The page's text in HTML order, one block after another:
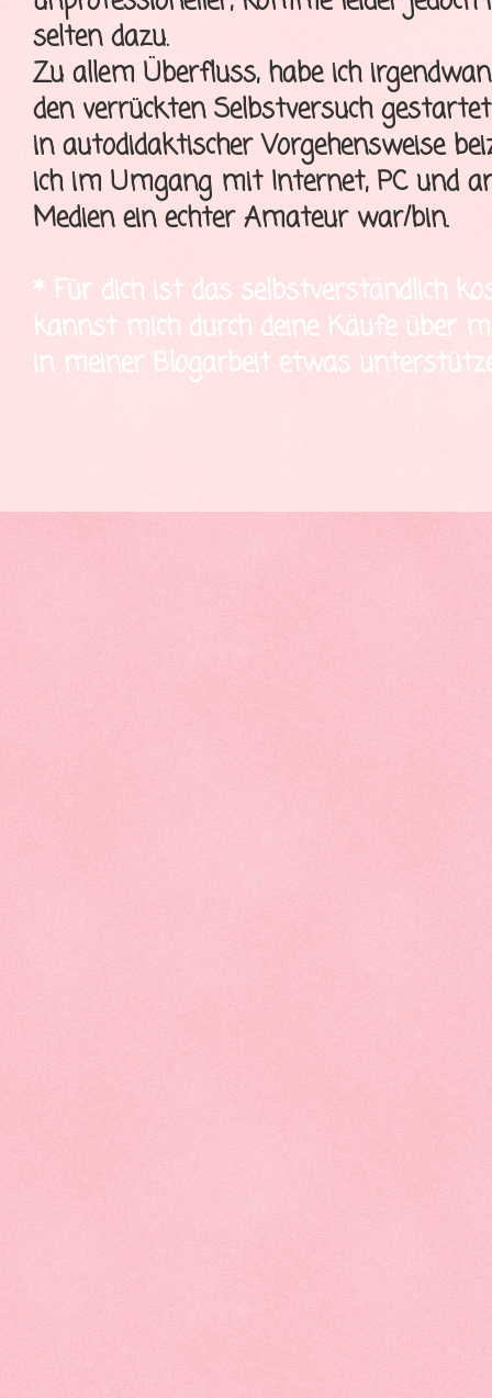
selten dazu.
Zu allem Überfluss, habe ich
den verrückten Selbstversuch
in autodidaktischer Vorgehensweise
ich im Umgang mit Internet, PC und
Medien ein echter Amateur war/bin.
* Für dich ist das selbstverständlich
kannst mich durch deine Käufe über
in meiner Blogarbeit etwas